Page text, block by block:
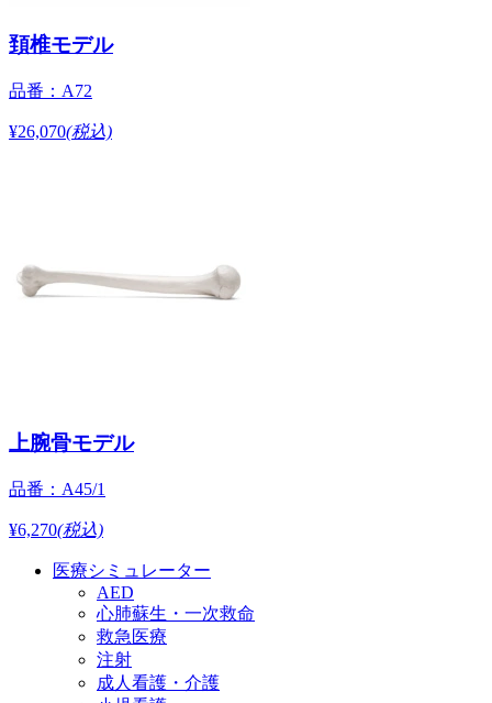
頚椎モデル
品番：A72
¥26,070(税込)
上腕骨モデル
品番：A45/1
¥6,270(税込)
医療シミュレーター
AED
心肺蘇生・一次救命
救急医療
注射
成人看護・介護